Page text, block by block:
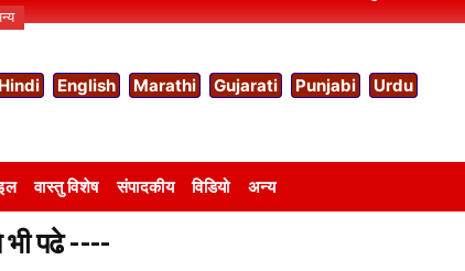
Hindi English Marathi Gujarati Punjabi Urdu
वास्तु विशेष संपादकीय विडियो अन्य
पढे ----